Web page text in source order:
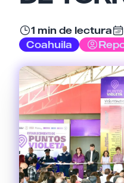
1 min de lectura
Coahuila
Email
Tu comentario